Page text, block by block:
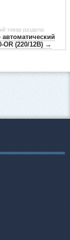
товар раздела:
автоматический
OR (220/12В) →